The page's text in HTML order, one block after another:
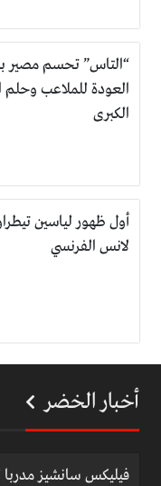
“التاس” تحسم مصير
العودة للملاعب وحلم
الكبرى
أول ظهور لياسين
لانس الفرنسي
أخبار الخضر
فيليكس سانشيز